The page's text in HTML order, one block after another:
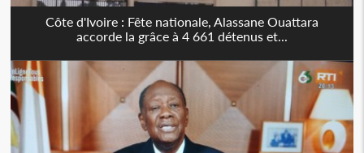
Côte d'Ivoire : Fête nationale, Alassane Ouattara
accorde la grâce à 4 661 détenus et...